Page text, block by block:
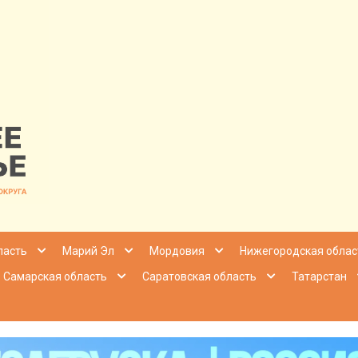
|Марий Эл Мордовия
Нижегородская
Самарская область Саратовская область
Татарстан